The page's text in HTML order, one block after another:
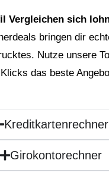
Vergleichen sich
bringen dir
Nutze unsere
das beste
Kreditkartenrechner
Girokontorechner